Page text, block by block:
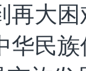
再大
华民